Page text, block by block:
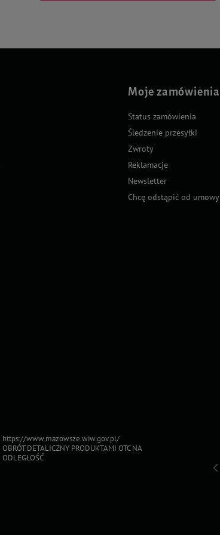
Moje zamówienia
Status zamówienia
Śledzenie przesyłki
Zwroty
Reklamacje
Newsletter
Chcę odstąpić od umowy
https://www.mazowsze.wiw.gov.pl/
OBRÓT DETALICZNY PRODUKTAMI OTC NA
ODLEGŁOŚĆ